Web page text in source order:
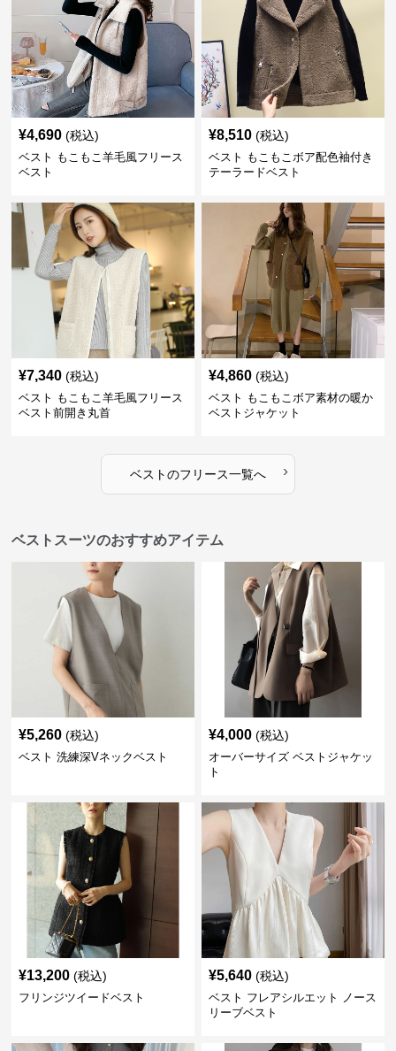
¥4,690 (税込)
ベスト もこもこ羊毛風フリース
ベスト
¥8,510 (税込)
ベスト もこもこボア配色袖付き
テーラードベスト
¥7,340 (税込)
ベスト もこもこ羊毛風フリース
ベスト前開き丸首
¥4,860 (税込)
ベスト もこもこボア素材の暖か
ベストジャケット
ベストのフリース一覧へ ›
ベストスーツのおすすめアイテム
¥5,260 (税込)
ベスト 洗練深Vネックベスト
¥4,000 (税込)
オーバーサイズ ベストジャケッ
ト
¥13,200 (税込)
フリンジツイードベスト
¥5,640 (税込)
ベスト フレアシルエット ノース
リーブベスト